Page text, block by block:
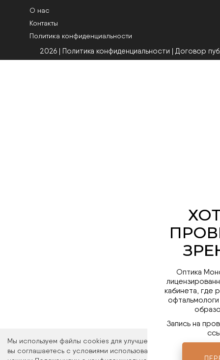
Мы используем файлы cookies для улучшения работы сайта.
вы соглашаетесь с условиями использования файлов cookies.
О нас
Контакты
Политика конфиденциальности
2026 | Политика конфиденциальности | Договор
Оптика
кабинета, где
Запись на